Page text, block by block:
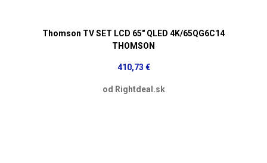
Thomson TV SET LCD 65" QLED 4K/65QG6C14
THOMSON
410,73 €
od Rightdeal.sk